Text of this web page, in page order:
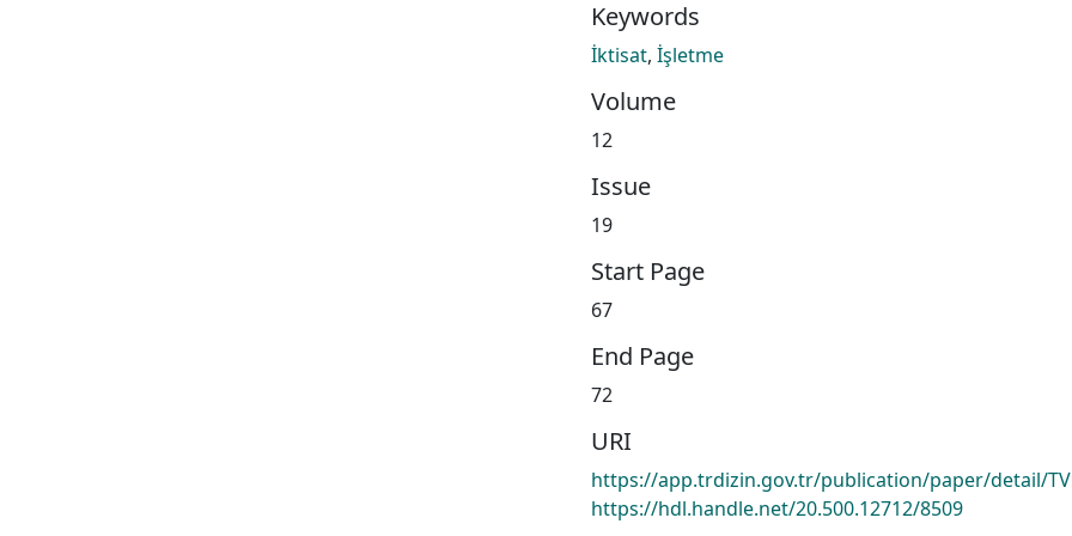
Keywords
İktisat, İşletme
Volume
12
Issue
19
Start Page
67
End Page
72
URI
https://app.trdizin.gov.tr/publication/paper/detail/
https://hdl.handle.net/20.500.12712/8509